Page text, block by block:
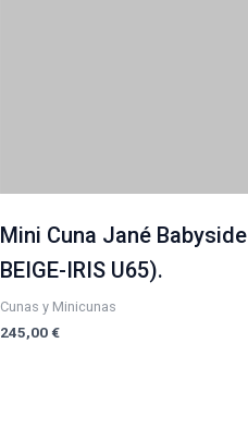
Mini Cuna Jané Babyside
BEIGE-IRIS U65).
Cunas y Minicunas
245,00 €